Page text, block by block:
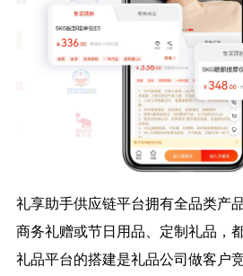
礼享助手供应链平台拥有全品类产
商务礼赠或节日用品、定制礼品，
礼品平台的搭建是礼品公司做客户